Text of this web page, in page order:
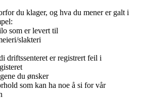
du klager, og hva du mener er galt i
som er levert til
slakteri
driftssenteret er registrert feil i
du ønsker
som kan ha noe å si for vår